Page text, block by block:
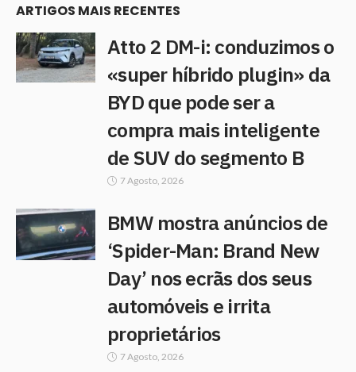
ARTIGOS MAIS RECENTES
Atto 2 DM-i: conduzimos o
«super híbrido plugin» da
BYD que pode ser a
compra mais inteligente
de SUV do segmento B
7 Agosto, 2026
BMW mostra anúncios de
‘Spider-Man: Brand New
Day’ nos ecrãs dos seus
automóveis e irrita
proprietários
7 Agosto, 2026